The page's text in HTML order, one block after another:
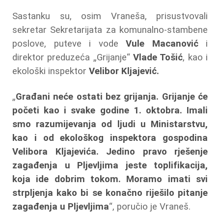
Sastanku su, osim Vraneša, prisustvovali
sekretar Sekretarijata za komunalno-stambene
poslove, puteve i vode Vule Macanovići
direktor preduzeća „Grijanje“ Vlade Tošić, kao i
ekološki inspektor Velibor Kljajević.
„Građani neće ostati bez grijanja. Grijanje će
početi kao i svake godine 1. oktobra. Imali
smo razumijevanja od ljudi u Ministarstvu,
kao i od ekološkog inspektora gospodina
Velibora Kljajevića. Jedino pravo rješenje
zagađenja u Pljevljima jeste toplifikacija,
koja ide dobrim tokom. Moramo imati svi
strpljenja kako bi se konačno riješilo pitanje
zagađenja u Pljevljima“, poručio je Vraneš.